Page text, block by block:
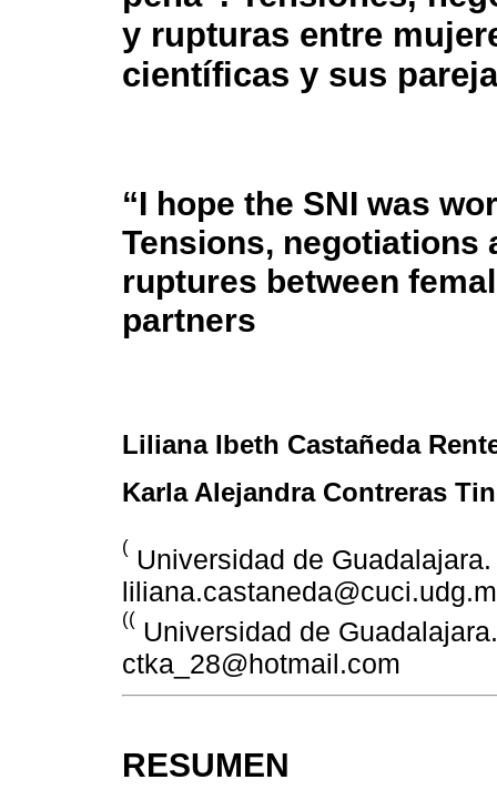
y rupturas entre
científicas y sus
“I hope the SNI was
Tensions, negotiations
ruptures between
partners
Liliana Ibeth Castañeda
Karla Alejandra Contreras
( Universidad de
(( Universidad de
ctka_28@hotmail.com
RESUMEN